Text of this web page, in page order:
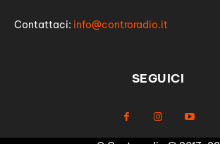
Contattaci: info@controradio.it
SEGUICI